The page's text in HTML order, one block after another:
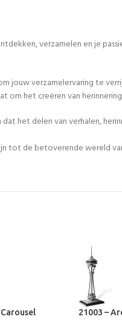
verzamelen en je
jouw verzamelervaring te
het creëren van
het delen van verhalen,
de betoverende wereld
21003 –